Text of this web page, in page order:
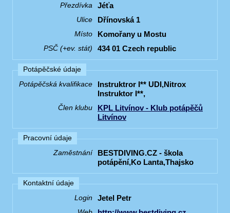
Přezdívka Jéťa
Ulice Dřínovská 1
Místo Komořany u Mostu
PSČ (+ev. stát) 434 01 Czech republic
Potápěčské údaje
Potápěčská kvalifikace
Instruktror I** UDI,Nitrox
Instruktor I**,
Člen klubu
KPL Litvínov - Klub potápěčů
Litvínov
Pracovní údaje
Zaměstnání
BESTDIVING.CZ - škola
potápění,Ko Lanta,Thajsko
Kontaktní údaje
Login
Jetel Petr